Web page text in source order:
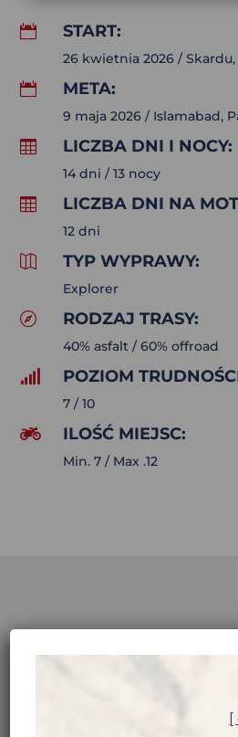
 START:
26 kwietnia 2026 /

META:
9 maja 2026 / Islamabad,

LICZBA DNI I NOCY:
14 dni / 13 nocy

LICZBA DNI NA
12 dni

TYP WYPRAWY:
Explorer

RODZAJ TRASY:
40% asfalt / 60% offroad

POZIOM
7 / 10

ILOŚĆ MIEJSC:
Min. 7 / Max .12